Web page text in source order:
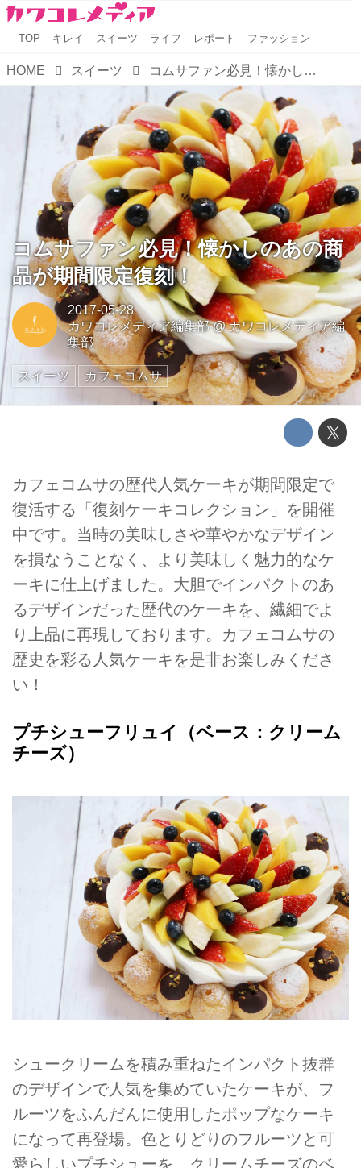
TOP キレイ スイーツ ライフ レポート ファッション
HOME スイーツ コムサファン必見！懐かしのあの商品が期間限定復刻！
コムサファン必見！懐かしのあの商
品が期間限定復刻！
2017-05-28
カワコレメディア編集部@カワコレメディア編
集部
スイーツ カフェコムサ
カフェコムサの歴代人気ケーキが期間限定で
復活する「復刻ケーキコレクション」を開催
中です。当時の美味しさや華やかなデザイン
を損なうことなく、より美味しく魅力的なケ
ーキに仕上げました。大胆でインパクトのあ
るデザインだった歴代のケーキを、繊細でよ
り上品に再現しております。カフェコムサの
歴史を彩る人気ケーキを是非お楽しみくださ
い！
プチシューフリュイ（ベース：クリーム
チーズ）
シュークリームを積み重ねたインパクト抜群
のデザインで人気を集めていたケーキが、フ
ルーツをふんだんに使用したポップなケーキ
になって再登場。色とりどりのフルーツと可
愛らしいプチシューを、クリームチーズのベ